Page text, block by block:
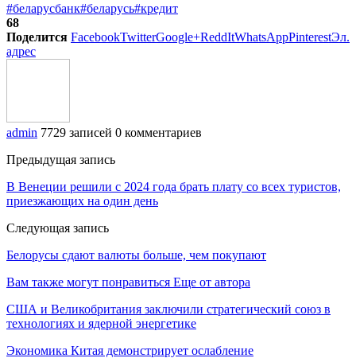
#беларусбанк#беларусь#кредит
68
Поделится FacebookTwitterGoogle+ReddItWhatsAppPinterestЭл.
адрес
admin 7729 записей 0 комментариев
Предыдущая запись
В Венеции решили с 2024 года брать плату со всех туристов,
приезжающих на один день
Следующая запись
Белорусы сдают валюты больше, чем покупают
Вам также могут понравиться Еще от автора
США и Великобритания заключили стратегический союз в
технологиях и ядерной энергетике
Экономика Китая демонстрирует ослабление